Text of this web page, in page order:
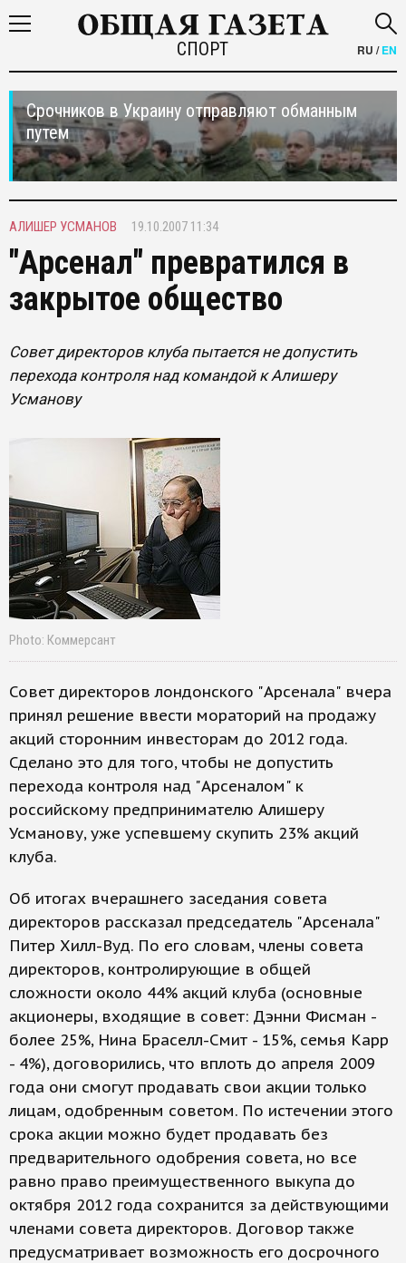
СПОРТ RU /EN
Срочников в Украину отправляют обманным
путем
АЛИШЕР УСМАНОВ 19.10.2007 11:34
"Арсенал" превратился в
закрытое общество
Совет директоров клуба пытается не допустить
перехода контроля над командой к Алишеру
Усманову
Photo: Коммерсант
Совет директоров лондонского "Арсенала" вчера
принял решение ввести мораторий на продажу
акций сторонним инвесторам до 2012 года.
Сделано это для того, чтобы не допустить
перехода контроля над "Арсеналом" к
российскому предпринимателю Алишеру
Усманову, уже успевшему скупить 23% акций
клуба.
Об итогах вчерашнего заседания совета
директоров рассказал председатель "Арсенала"
Питер Хилл-Вуд. По его словам, члены совета
директоров, контролирующие в общей
сложности около 44% акций клуба (основные
акционеры, входящие в совет: Дэнни Фисман -
более 25%, Нина Браселл-Смит - 15%, семья Карр
- 4%), договорились, что вплоть до апреля 2009
года они смогут продавать свои акции только
лицам, одобренным советом. По истечении этого
срока акции можно будет продавать без
предварительного одобрения совета, но все
равно право преимущественного выкупа до
октября 2012 года сохранится за действующими
членами совета директоров. Договор также
предусматривает возможность его досрочного